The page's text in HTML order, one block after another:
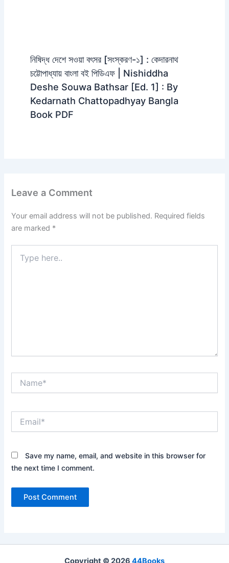
নিষিদ্ধ দেশে সওয়া বৎসর [সংস্করণ-১] : কেদারনাথ
চট্টোপাধ্যায় বাংলা বই পিডিএফ | Nishiddha
Deshe Souwa Bathsar [Ed. 1] : By
Kedarnath Chattopadhyay Bangla
Book PDF
Leave a Comment
Your email address will not be published. Required fields
are marked *
here..
Save my name, email, and website in this browser for
the next time I comment.
Copyright © 2026 44Books